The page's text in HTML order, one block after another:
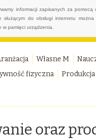
informacji zapisanych za
służącym do obsługi internetu
pamięci urządzenia.
Własne M
fizyczna
Produkcja
oraz